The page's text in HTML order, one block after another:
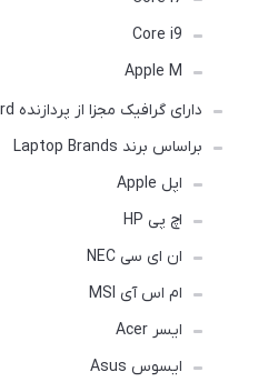
Core i9
Apple M
دارای گرافیک مجزا از پردازنده Graphic Card
براساس برند Laptop Brands
اپل Apple
اچ پی HP
ان ای سی NEC
ام اس آی MSI
ایسر Acer
ایسوس Asus